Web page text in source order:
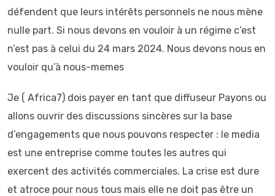
défendent que leurs intérêts personnels ne nous mène
nulle part. Si nous devons en vouloir à un régime c’est
n’est pas à celui du 24 mars 2024. Nous devons nous en
vouloir qu’à nous-memes
Je ( Africa7) dois payer en tant que diffuseur Payons ou
allons ouvrir des discussions sincères sur la base
d’engagements que nous pouvons respecter : le media
est une entreprise comme toutes les autres qui
exercent des activités commerciales. La crise est dure
et atroce pour nous tous mais elle ne doit pas être un